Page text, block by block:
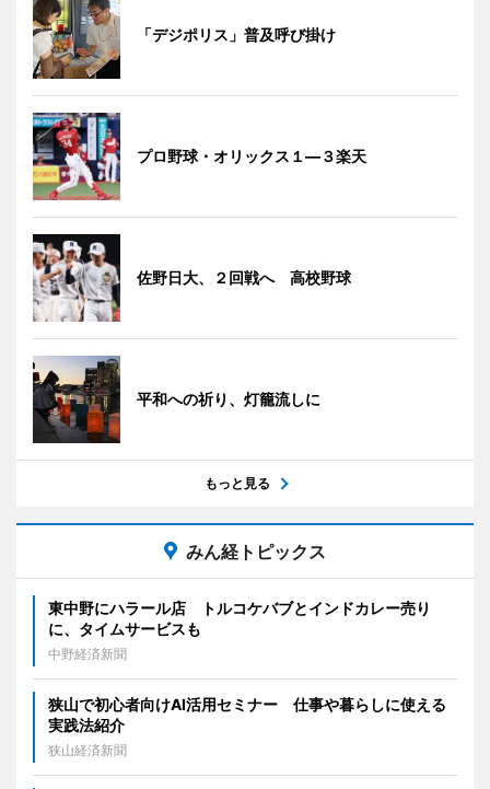
「デジポリス」普及呼び掛け
プロ野球・オリックス１―３楽天
佐野日大、２回戦へ 高校野球
平和への祈り、灯籠流しに
もっと見る
みん経トピックス
東中野にハラール店 トルコケバブとインドカレー売り
に、タイムサービスも
中野経済新聞
狭山で初心者向けAI活用セミナー 仕事や暮らしに使える
実践法紹介
狭山経済新聞